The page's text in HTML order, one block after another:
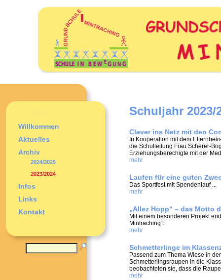
Willkommen
Aktuelles
Archiv
2024/2025
2023/2024
Infos
Links
Kontakt
Schuljahr 2023/
Clever ins Netz mit den
In Kooperation mit dem
die Schulleitung Frau Scherer-
Erziehungsberechigte mit der
mehr
Laufen für eine guten
Das Sportfest mit Spendenlauf ...
mehr
„Allez Hopp“ – das Motto
Mit einem besonderen Projekt
Mintraching“.
mehr
Schmetterlinge im
Passend zum Thema Wiese in
Schmetterlingsraupen in die
beobachteten sie, dass die
mehr